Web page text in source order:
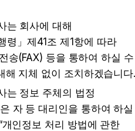
는 회사에 대해
령」제41조 제1항에 따라
송(FAX) 등을 통하여 하실 수
해 지체 없이 조치하겠습니다
는 정보 주체의 법정
자 등 대리인을 통하여 하실
인정보 처리 방법에 관한